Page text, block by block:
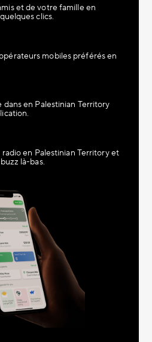
et de votre famille en
clics.
mobiles préférés en
dans en Palestinian Territory
en Palestinian Territory et
là-bas.